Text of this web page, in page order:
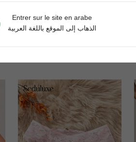
Entrer sur le site en arabe
الذهاب إلى الموقع باللغة العربية